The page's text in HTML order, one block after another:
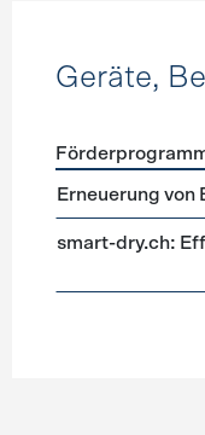
Geräte,
Erneuerung
smart-dry.ch: